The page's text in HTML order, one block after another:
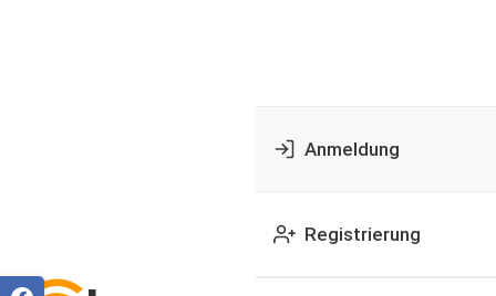
Anmeldung
Registrierung